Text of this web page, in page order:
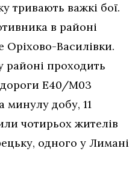
тривають важкі бої.
в районі
Оріхово-Василівки.
проходить
Е40/М03
минулу добу, 11
чотирьох жителів
одного у Лимані